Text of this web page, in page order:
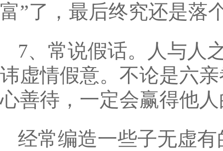
富”了，最后终究还是落
7、常说假话。人与人
讳虚情假意。不论是六
心善待，一定会赢得他
经常编造一些子无虚